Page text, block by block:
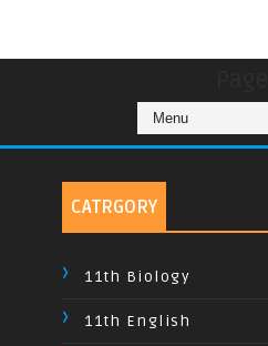
CATRGORY
11th Biology
11th English